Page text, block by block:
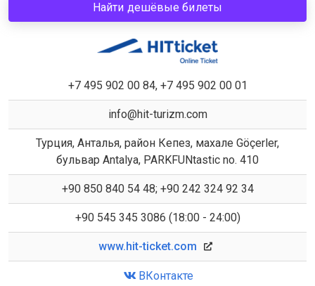
Найти дешёвые билеты
+7 495 902 00 84, +7 495 902 00 01
info@hit-turizm.com
Турция, Анталья, район Кепез, махале Göçerler,
бульвар Antalya, PARKFUNtastic no. 410
+90 850 840 54 48; +90 242 324 92 34
+90 545 345 3086 (18:00 - 24:00)
www.hit-ticket.com
ВКонтакте